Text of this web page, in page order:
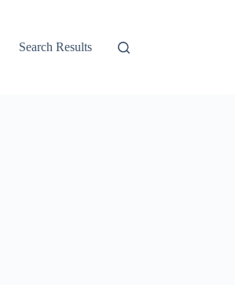
Search Results